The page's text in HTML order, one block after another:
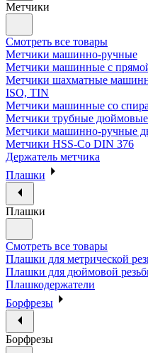
Метчики
Смотреть все товары
Метчики машинно-ручные
Метчики машинные с
Метчики шахматные
ISO, TIN
Метчики машинные со
Метчики трубные дюймовые
Метчики машинно-ручные
Метчики HSS-Co DIN 376
Держатель метчика
Плашки
Плашки
Смотреть все товары
Плашки для метрической
Плашки для дюймовой
Плашкодержатели
Борфрезы
Борфрезы